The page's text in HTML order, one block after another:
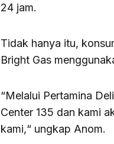
24 jam.
Tidak hanya itu,
Bright Gas
“Melalui Pertamina
Center 135 dan kami
kami,“ ungkap Anom.